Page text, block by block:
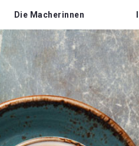
Die Macherinnen